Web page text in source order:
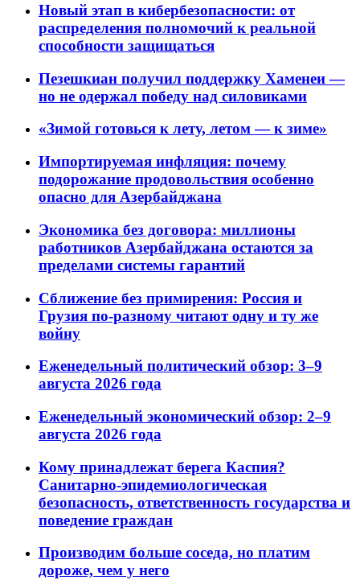
Новый этап в кибербезопасности: от
распределения полномочий к реальной
способности защищаться
Пезешкиан получил поддержку Хаменеи —
но не одержал победу над силовиками
«Зимой готовься к лету, летом — к зиме»
Импортируемая инфляция: почему
подорожание продовольствия особенно
опасно для Азербайджана
Экономика без договора: миллионы
работников Азербайджана остаются за
пределами системы гарантий
Сближение без примирения: Россия и
Грузия по-разному читают одну и ту же
войну
Еженедельный политический обзор: 3–9
августа 2026 года
Еженедельный экономический обзор: 2–9
августа 2026 года
Кому принадлежат берега Каспия?
Санитарно-эпидемиологическая
безопасность, ответственность государства и
поведение граждан
Производим больше соседа, но платим
дороже, чем у него